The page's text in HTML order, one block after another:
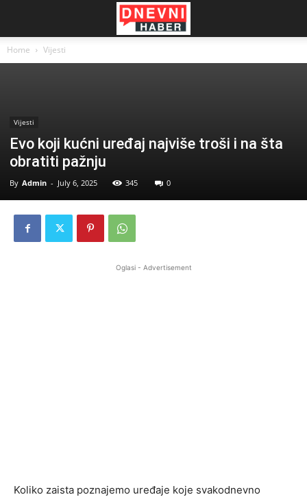
Home Vijesti
Vijesti
Evo koji kućni uređaj najviše troši i na šta
obratiti pažnju
By Admin - July 6, 2025 345 0
Oglasi - Advertisement
Koliko zaista poznajemo uređaje koje svakodnevno